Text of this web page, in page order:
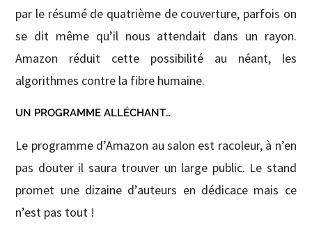
par le résumé de quatrième de couverture, parfois on
se dit même qu’il nous attendait dans un rayon.
Amazon réduit cette possibilité au néant, les
algorithmes contre la fibre humaine.
UN PROGRAMME ALLÉCHANT…
Le programme d’Amazon au salon est racoleur, à n’en
pas douter il saura trouver un large public. Le stand
promet une dizaine d’auteurs en dédicace mais ce
n’est pas tout !